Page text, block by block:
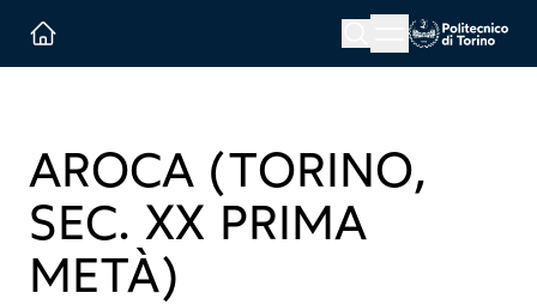
Menu button
AROCA (TORINO,
SEC. XX PRIMA
METÀ)